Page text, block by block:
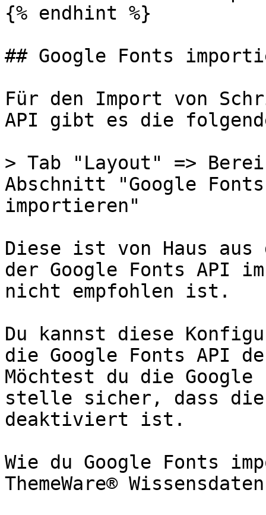
{% endhint %}
## Google Fonts
Für den Import von
API gibt es die
> Tab "Layout" =>
Abschnitt "Google
importieren"
Diese ist von Haus
der Google Fonts API
nicht empfohlen ist.
Du kannst diese
die Google Fonts API
Möchtest du die
stelle sicher, dass
deaktiviert ist.
Wie du Google Fonts
ThemeWare®